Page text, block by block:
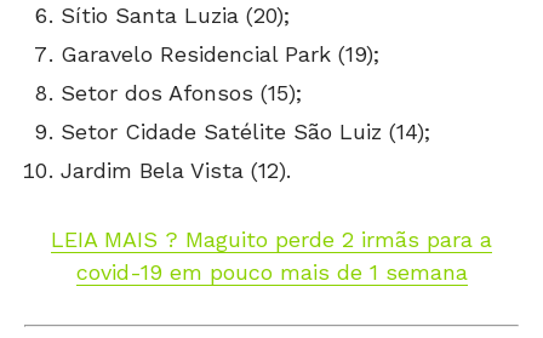
Sítio Santa Luzia (20);
Garavelo Residencial Park (19);
Setor dos Afonsos (15);
Setor Cidade Satélite São Luiz (14);
Jardim Bela Vista (12).
LEIA MAIS ? Maguito perde 2 irmãs para a
covid-19 em pouco mais de 1 semana